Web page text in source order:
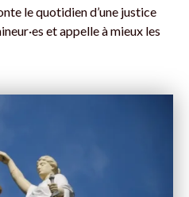
le quotidien d’une justice
et appelle à mieux les